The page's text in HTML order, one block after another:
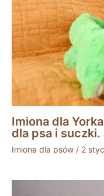
Imiona dla
dla psa i
Imiona dla psów / 2